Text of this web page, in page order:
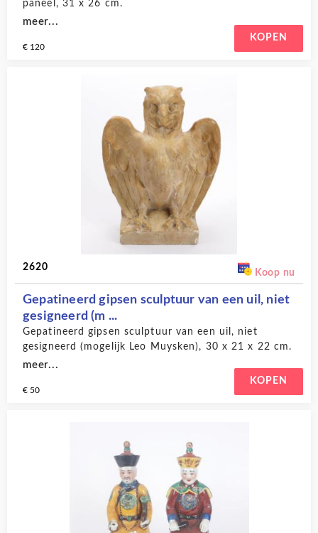
paneel, 31 x 26 cm.
meer...
€ 120
KOPEN
2620
Koop nu
Gepatineerd gipsen sculptuur van een uil, niet
gesigneerd (m ...
Gepatineerd gipsen sculptuur van een uil, niet
gesigneerd (mogelijk Leo Muysken), 30 x 21 x 22 cm.
meer...
€ 50
KOPEN